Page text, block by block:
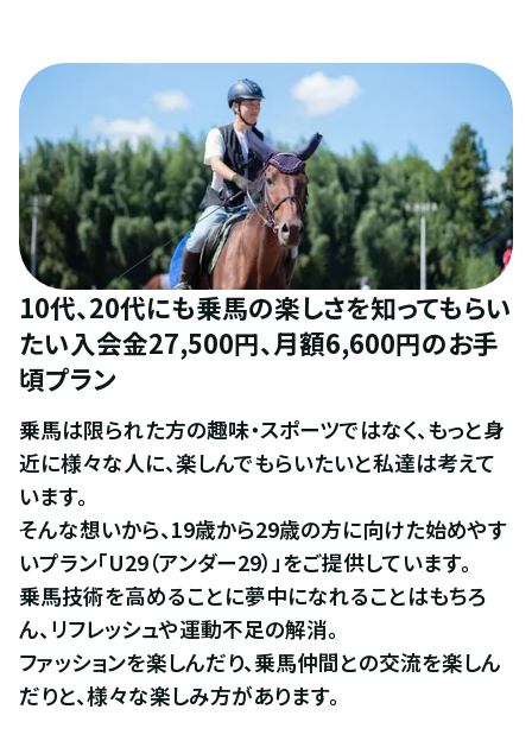
10代、20代にも乗馬の楽しさを知ってもらい
たい入会金27,500円、月額6,600円のお手
頃プラン
乗馬は限られた方の趣味・スポーツではなく、もっと身
近に様々な人に、楽しんでもらいたいと私達は考えて
います。
そんな想いから、19歳から29歳の方に向けた始めやす
いプラン「U29（アンダー29）」をご提供しています。
乗馬技術を高めることに夢中になれることはもちろ
ん、リフレッシュや運動不足の解消。
ファッションを楽しんだり、乗馬仲間との交流を楽しん
だりと、様々な楽しみ方があります。